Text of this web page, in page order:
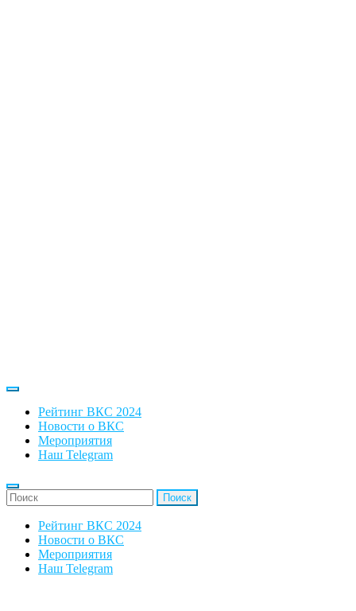
Рейтинг ВКС 2024
Новости о ВКС
Мероприятия
Наш Telegram
'Найти:
Рейтинг ВКС 2024
Новости о ВКС
Мероприятия
Наш Telegram